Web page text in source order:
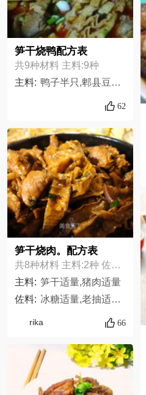
笋干烧鸭配方表
共9种材料 主料:9种
主料: 鸭子半只,郫县豆瓣适量（2-3汤勺）,水发笋根据爱好适量增减,白糖适量,花椒一小把,干辣椒一小把,葱姜蒜适量,酱油一汤勺,青红辣椒各一只
62
笋干烧肉。配方表
共8种材料 主料:2种 佐料:6种
主料: 笋干适量,猪肉适量
佐料: 冰糖适量,老抽适量,啤酒适量,蒜粒适量,葱段适量,生姜适量
rika 66